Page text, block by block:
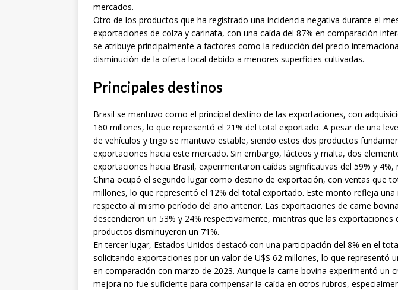
mercados.
Otro de los productos que ha registrado una incidencia negativa durante el
exportaciones de colza y carinata, con una caída del 87% en comparación
se atribuye principalmente a factores como la reducción del precio
disminución de la oferta local debido a menores superficies cultivadas.
Principales destinos
Brasil se mantuvo como el principal destino de las exportaciones, con
160 millones, lo que representó el 21% del total exportado. A pesar de una
de vehículos y trigo se mantuvo estable, siendo estos dos productos
exportaciones hacia este mercado. Sin embargo, lácteos y malta, dos
exportaciones hacia Brasil, experimentaron caídas significativas del 59% y 4%,
China ocupó el segundo lugar como destino de exportación, con ventas que
millones, lo que representó el 12% del total exportado. Este monto refleja una
respecto al mismo período del año anterior. Las exportaciones de carne
descendieron un 53% y 24% respectivamente, mientras que las exportaciones
productos disminuyeron un 71%.
En tercer lugar, Estados Unidos destacó con una participación del 8% en el
solicitando exportaciones por un valor de U$S 62 millones, lo que representó
en comparación con marzo de 2023. Aunque la carne bovina experimentó un
mejora no fue suficiente para compensar la caída en otros rubros,